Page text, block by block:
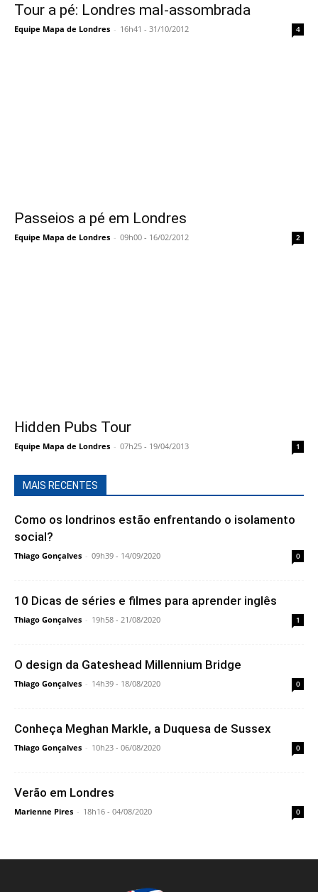
Tour a pé: Londres mal-assombrada
Equipe Mapa de Londres - 16h41 - 31/10/2012 4
Passeios a pé em Londres
Equipe Mapa de Londres - 09h00 - 16/02/2012 2
Hidden Pubs Tour
Equipe Mapa de Londres - 07h25 - 19/04/2013 1
MAIS RECENTES
Como os londrinos estão enfrentando o isolamento
social?
Thiago Gonçalves - 09h39 - 14/09/2020 0
10 Dicas de séries e filmes para aprender inglês
Thiago Gonçalves - 19h58 - 21/08/2020 1
O design da Gateshead Millennium Bridge
Thiago Gonçalves - 14h39 - 18/08/2020 0
Conheça Meghan Markle, a Duquesa de Sussex
Thiago Gonçalves - 10h23 - 06/08/2020 0
Verão em Londres
Marienne Pires - 18h16 - 04/08/2020 0